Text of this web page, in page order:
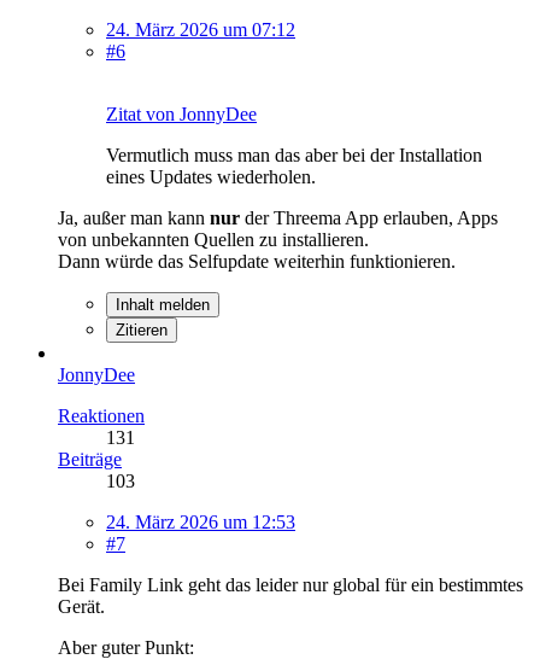
24. März 2026 um 07:12
#6
Zitat von JonnyDee
Vermutlich muss man das aber bei der Installation
eines Updates wiederholen.
Ja, außer man kann nur der Threema App erlauben, Apps
von unbekannten Quellen zu installieren.
Dann würde das Selfupdate weiterhin funktionieren.
Inhalt melden
Zitieren
JonnyDee
Reaktionen
131
Beiträge
103
24. März 2026 um 12:53
#7
Bei Family Link geht das leider nur global für ein bestimmtes
Gerät.
Aber guter Punkt: